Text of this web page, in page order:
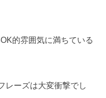
的雰囲気に満ちている
レーズは大変衝撃でし